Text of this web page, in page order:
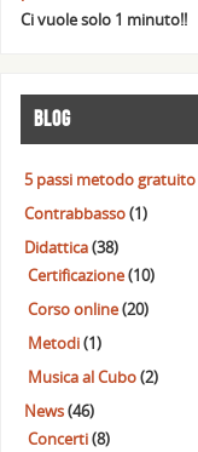
Ci vuole solo 1 minuto!!
BLOG
5 passi metodo gratuito
Contrabbasso(1)
Didattica(38)
Certificazione(10)
Corso online(20)
Metodi(1)
Musica al Cubo(2)
News(46)
Concerti(8)